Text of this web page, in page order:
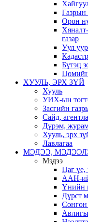
Газрын
Орон
газар
Уул
Бүтэц
Цөмийн
ХУУЛЬ, ЭРХ ЗҮЙ
Хууль
УИХ-ын
Засгийн
Сайд,
Дүрэм,
Хууль, эрх
Лавлагаа
МЭДЭЭ,
Мэдээ
Цаг үе,
ААН-
Үнийн
Дүрст
Сонгон